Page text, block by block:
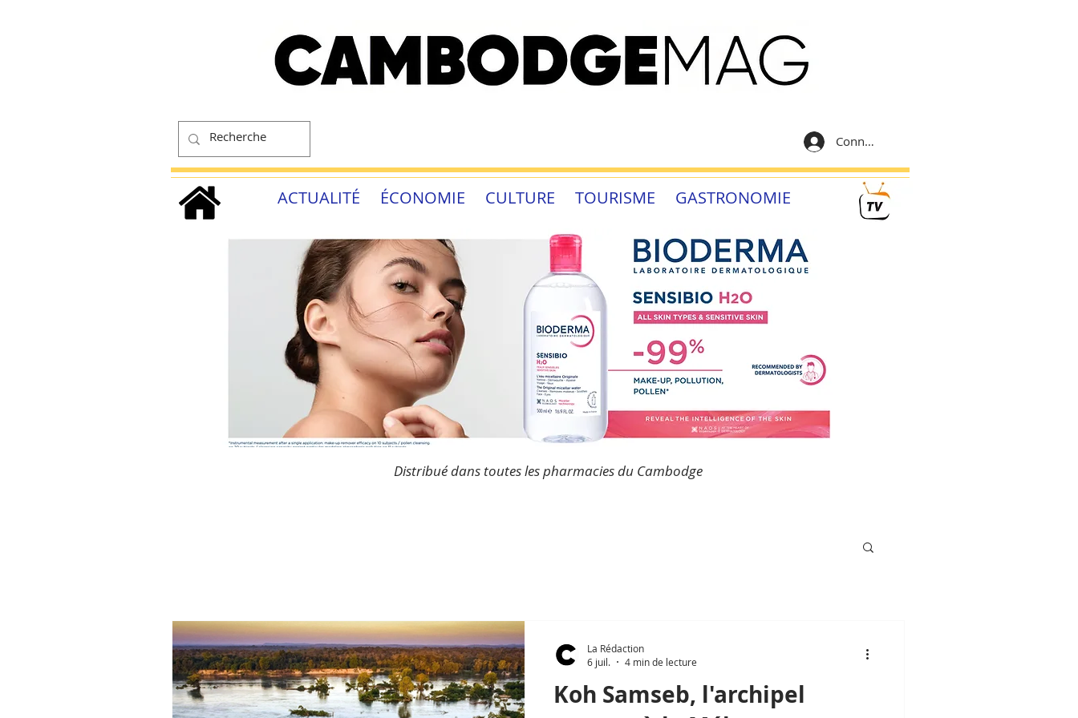
Connexion
ACTUALITÉ ÉCONOMIE CULTURE TOURISME GASTRONOMIE
Distribué dans toutes les pharmacies du Cambodge
Koh Samseb, l'archipel
La Rédaction
6 juil.
4 min de lecture